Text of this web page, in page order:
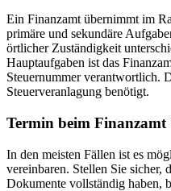
Ein Finanzamt übernimmt im
primäre und sekundäre
örtlicher Zuständigkeit
Hauptaufgaben ist das
Steuernummer verantwortlich.
Steuerveranlagung benötigt.
Termin beim Finanzamt
In den meisten Fällen ist es
vereinbaren. Stellen Sie sicher,
Dokumente vollständig haben,